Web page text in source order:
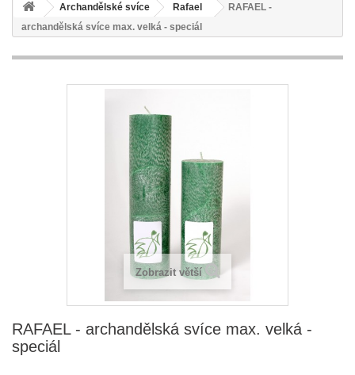
Archandělské svíce Rafael
RAFAEL -
archandělská svíce max. velká - speciál
Zobrazit větší
RAFAEL - archandělská svíce max. velká -
speciál